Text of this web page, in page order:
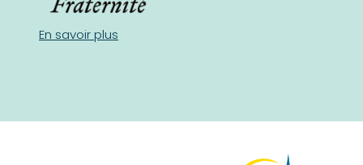
En savoir plus